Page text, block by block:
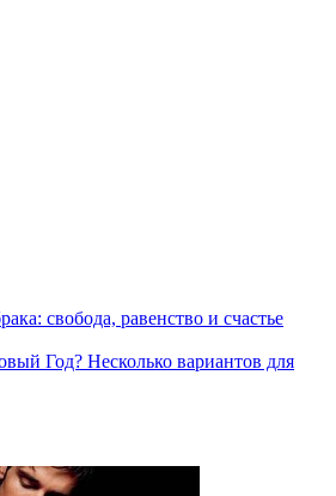
свобода, равенство и счастье
Год? Несколько вариантов для